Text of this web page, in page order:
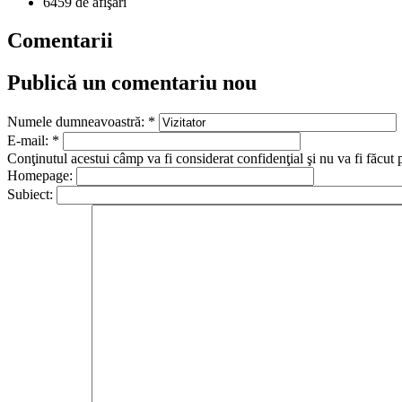
Comentarii
Publică un comentariu nou
Numele dumneavoastră: *
E-mail: *
Conţinutul acestui câmp va fi considerat confidenţial şi nu va fi făcut
Homepage:
Subiect: